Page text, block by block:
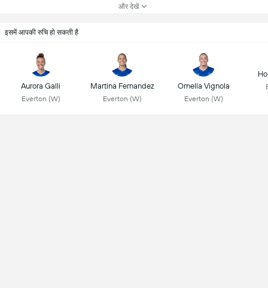
और देखें
इसमें आपकी रुचि हो सकती है
Aurora Galli
Everton (W)
Martina Fernandez
Everton (W)
Ornella Vignola
Everton (W)